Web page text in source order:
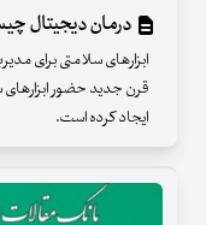
درمان دیجیتال
ابزارهای سلامتی برای
قرن جدید حضور
ایجاد کرده است.